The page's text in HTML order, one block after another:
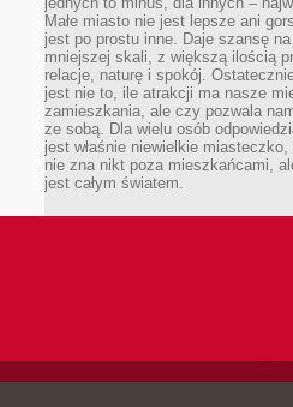
Małe miasto nie jest lepsze ani
jest po prostu inne. Daje szansę
mniejszej skali, z większą ilością
relacje, naturę i spokój.
jest nie to, ile atrakcji ma nasze
zamieszkania, ale czy pozwala
ze sobą. Dla wielu osób
jest właśnie niewielkie
nie zna nikt poza mieszkańcami,
jest całym światem.